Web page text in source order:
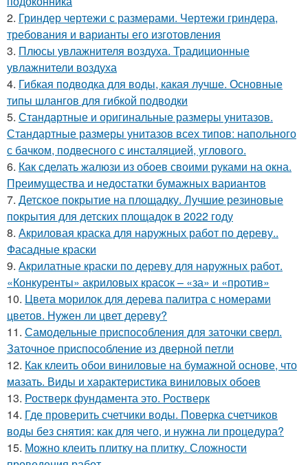
2. Гриндер чертежи с размерами. Чертежи гриндера,
требования и варианты его изготовления
3. Плюсы увлажнителя воздуха. Традиционные
увлажнители воздуха
4. Гибкая подводка для воды, какая лучше. Основные
типы шлангов для гибкой подводки
5. Стандартные и оригинальные размеры унитазов.
Стандартные размеры унитазов всех типов: напольного
с бачком, подвесного с инсталяцией, углового.
6. Как сделать жалюзи из обоев своими руками на окна.
Преимущества и недостатки бумажных вариантов
7. Детское покрытие на площадку. Лучшие резиновые
покрытия для детских площадок в 2022 году
8. Акриловая краска для наружных работ по дереву..
Фасадные краски
9. Акрилатные краски по дереву для наружных работ.
«Конкуренты» акриловых красок – «за» и «против»
10. Цвета морилок для дерева палитра с номерами
цветов. Нужен ли цвет дереву?
11. Самодельные приспособления для заточки сверл.
Заточное приспособление из дверной петли
12. Как клеить обои виниловые на бумажной основе, что
мазать. Виды и характеристика виниловых обоев
13. Ростверк фундамента это. Ростверк
14. Где проверить счетчики воды. Поверка счетчиков
воды без снятия: как для чего, и нужна ли процедура?
15. Можно клеить плитку на плитку. Сложности